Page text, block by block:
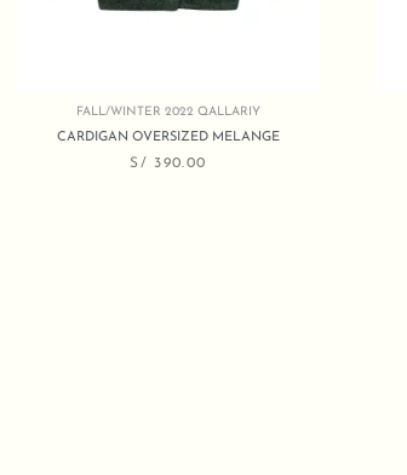
FALL/WINTER 2022 QALLARIY
CARDIGAN OVERSIZED MELANGE
S/ 390.00